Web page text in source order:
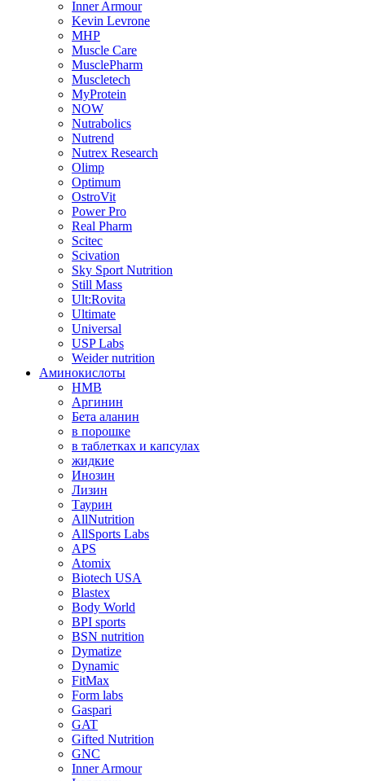
Inner Armour
Kevin Levrone
MHP
Muscle Care
MusclePharm
Muscletech
MyProtein
NOW
Nutrabolics
Nutrend
Nutrex Research
Olimp
Optimum
OstroVit
Power Pro
Real Pharm
Scitec
Scivation
Sky Sport Nutrition
Still Mass
Ult:Rovita
Ultimate
Universal
USP Labs
Weider nutrition
Аминокислоты
HMB
Аргинин
Бета аланин
в порошке
в таблетках и капсулах
жидкие
Инозин
Лизин
Таурин
AllNutrition
AllSports Labs
APS
Atomix
Biotech USA
Blastex
Body World
BPI sports
BSN nutrition
Dymatize
Dynamic
FitMax
Form labs
Gaspari
GAT
Gifted Nutrition
GNC
Inner Armour